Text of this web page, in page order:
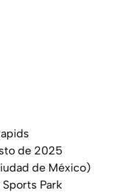
de 2025
de México)
Park